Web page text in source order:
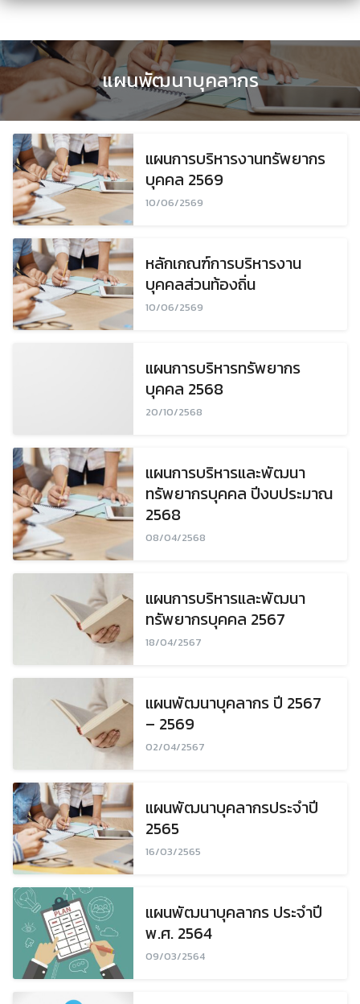
Skip
content
แผนพัฒนาบุคลากร
แผนการบริหารงานทรัพยากร
บุคคล 2569
10/06/2569
หลักเกณฑ์การบริหารงาน
บุคคลส่วนท้องถิ่น
10/06/2569
แผนการบริหารทรัพยากร
บุคคล 2568
20/10/2568
แผนการบริหารและพัฒนา
ทรัพยากรบุคคล ปีงบประมาณ
2568
08/04/2568
แผนการบริหารและพัฒนา
ทรัพยากรบุคคล 2567
18/04/2567
แผนพัฒนาบุคลากร ปี 2567
– 2569
02/04/2567
แผนพัฒนาบุคลากรประจำปี
2565
16/03/2565
แผนพัฒนาบุคลากร ประจำปี
พ.ศ. 2564
09/03/2564